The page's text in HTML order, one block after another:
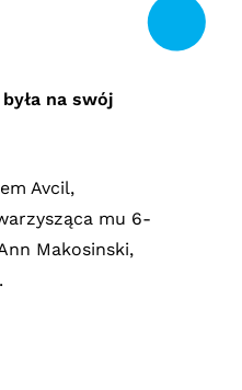
na swój
Avcil,
mu 6-
Makosinski,